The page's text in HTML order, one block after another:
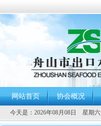
网站首页 协会概况
今天是： 2026年08月08日 星期六